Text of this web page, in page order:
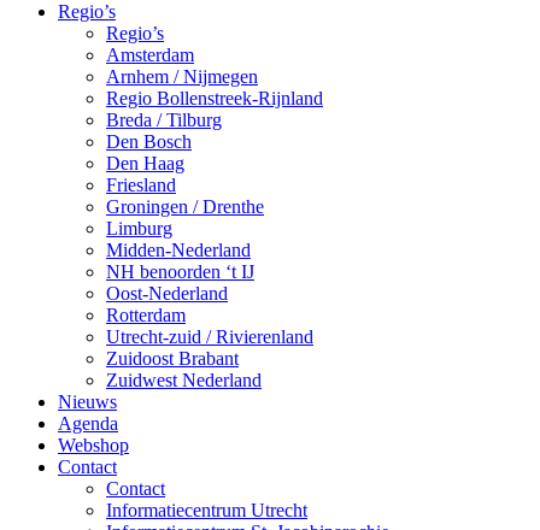
Regio’s
Regio’s
Amsterdam
Arnhem / Nijmegen
Regio Bollenstreek-Rijnland
Breda / Tilburg
Den Bosch
Den Haag
Friesland
Groningen / Drenthe
Limburg
Midden-Nederland
NH benoorden ‘t IJ
Oost-Nederland
Rotterdam
Utrecht-zuid / Rivierenland
Zuidoost Brabant
Zuidwest Nederland
Nieuws
Agenda
Webshop
Contact
Contact
Informatiecentrum Utrecht